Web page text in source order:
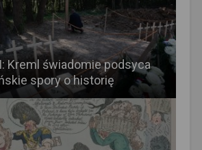
Kreml świadomie podsyca
spory o historię